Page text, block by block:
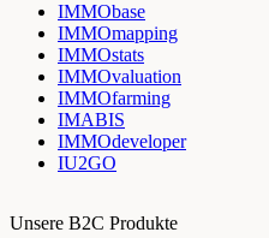
IMMObase
IMMOmapping
IMMOstats
IMMOvaluation
IMMOfarming
IMABIS
IMMOdeveloper
IU2GO
Unsere B2C Produkte